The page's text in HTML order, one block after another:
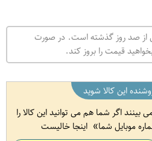
از صد روز گذشته است. در صورت
قیمت را بروز کند.
این کالا شوید
بینند اگر شما هم می توانید این کالا را
موبایل شما اینجا خالیست